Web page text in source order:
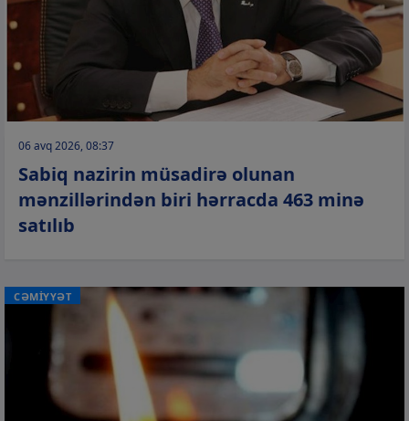
06 avq 2026, 08:37
Sabiq nazirin müsadirə olunan
mənzillərindən biri hərracda 463 minə
satılıb
CƏMİYYƏT